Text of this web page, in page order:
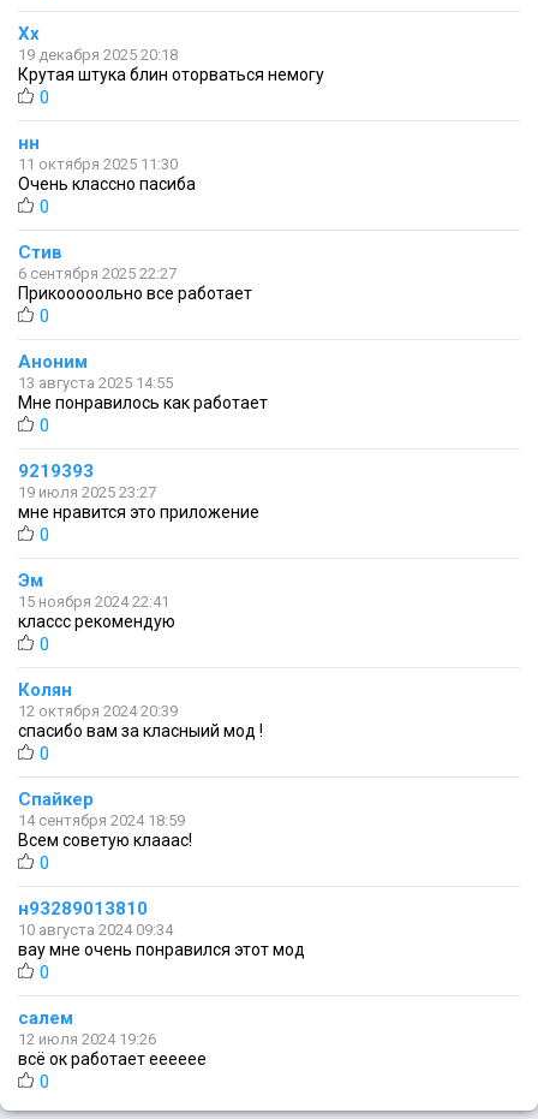
Хх
19 декабря 2025 20:18
Крутая штука блин оторваться немогу
0
нн
11 октября 2025 11:30
Очень классно пасиба
0
Стив
6 сентября 2025 22:27
Прикооооольно все работает
0
Аноним
13 августа 2025 14:55
Мне понравилось как работает
0
9219393
19 июля 2025 23:27
мне нравится это приложение
0
Эм
15 ноября 2024 22:41
классс рекомендую
0
Колян
12 октября 2024 20:39
спасибо вам за класныий мод !
0
Спайкер
14 сентября 2024 18:59
Всем советую клааас!
0
н93289013810
10 августа 2024 09:34
вау мне очень понравился этот мод
0
салем
12 июля 2024 19:26
всё ок работает ееееее
0